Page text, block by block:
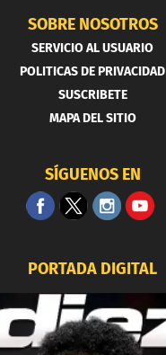
SOBRE NOSOTROS
SERVICIO AL USUARIO
POLITICAS DE PRIVACIDAD
SUSCRIBETE
MAPA DEL SITIO
SÍGUENOS EN
PORTADA DIGITAL